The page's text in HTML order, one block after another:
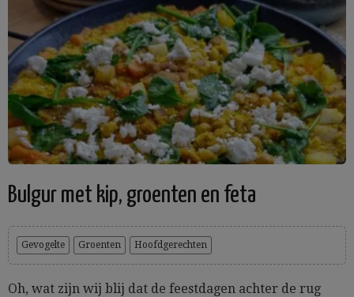
Bulgur met kip, groenten en feta
Gevogelte Groenten Hoofdgerechten
Oh, wat zijn wij blij dat de feestdagen achter de rug